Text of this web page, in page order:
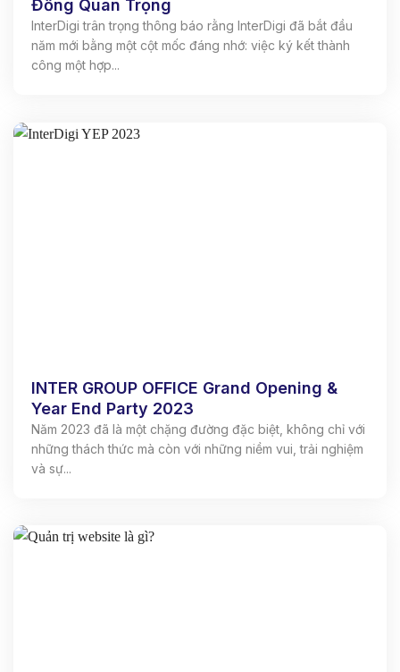
Đồng Quan Trọng
InterDigi trân trọng thông báo rằng InterDigi đã bắt đầu
năm mới bằng một cột mốc đáng nhớ: việc ký kết thành
công một hợp...
INTER GROUP OFFICE Grand Opening &
Year End Party 2023
Năm 2023 đã là một chặng đường đặc biệt, không chỉ với
những thách thức mà còn với những niềm vui, trải nghiệm
và sự...